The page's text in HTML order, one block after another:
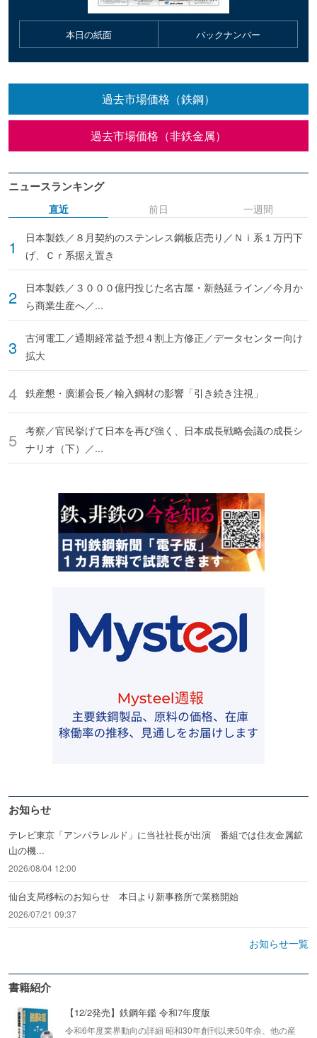
本日の紙面 バックナンバー
過去市場価格（鉄鋼）
過去市場価格（非鉄金属）
ニュースランキング
直近
日本製鉄／８月契約のステンレス鋼板店売り／Ｎｉ系１万円下
げ、Ｃｒ系据え置き
日本製鉄／３０００億円投じた名古屋・新熱延ライン／今月か
ら商業生産へ／...
古河電工／通期経常益予想４割上方修正／データセンター向け
拡大
鉄産懇・廣瀬会長／輸入鋼材の影響「引き続き注視」
考察／官民挙げて日本を再び強く、日本成長戦略会議の成長シ
ナリオ（下）／...
前日 一週間
お知らせ
テレビ東京「アンパラレルド」に当社社長が出演 番組では住友金属鉱
山の機...
2026/08/04 12:00
仙台支局移転のお知らせ 本日より新事務所で業務開始
2026/07/21 09:37
お知らせ一覧
書籍紹介
【12/2発売】鉄鋼年鑑 令和7年度版
令和6年度業界動向の詳細 昭和30年創刊以来50年余、他の産